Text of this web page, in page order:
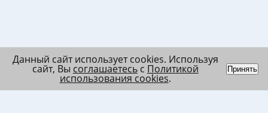
Данный сайт использует cookies. Используя
сайт, Вы соглашаетесьс Политикой
использования cookies.
Принять